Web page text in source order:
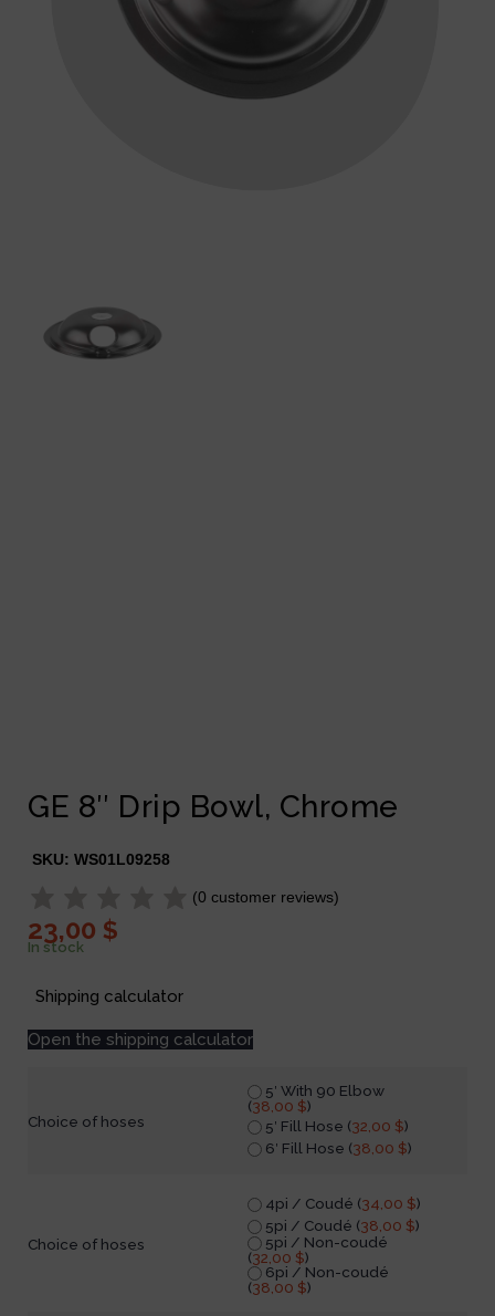
GE 8″ Drip Bowl, Chrome
SKU: WS01L09258
(0 customer reviews)
23,00 $
In stock
Shipping calculator
Open the shipping calculator
Choice of hoses
5′ With 90 Elbow
(38,00 $)
5′ Fill Hose (32,00 $)
6′ Fill Hose (38,00 $)
Choice of hoses
4pi / Coudé (34,00 $)
5pi / Coudé (38,00 $)
5pi / Non-coudé
(32,00 $)
6pi / Non-coudé
(38,00 $)